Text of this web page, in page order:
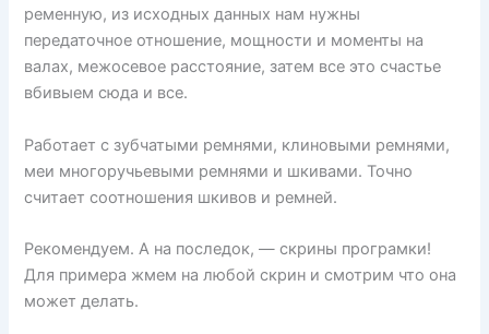
ременную, из исходных данных нам нужны
передаточное отношение, мощности и моменты на
валах, межосевое расстояние, затем все это счастье
вбивыем сюда и все.
Работает с зубчатыми ремнями, клиновыми ремнями,
меи многоручьевыми ремнями и шкивами. Точно
считает соотношения шкивов и ремней.
Рекомендуем. А на последок, — скрины програмки!
Для примера жмем на любой скрин и смотрим что она
может делать.